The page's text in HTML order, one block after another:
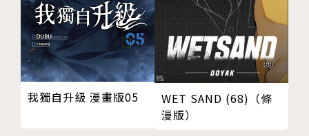
我獨自升級 漫畫版05
WET SAND (68)（條
漫版）